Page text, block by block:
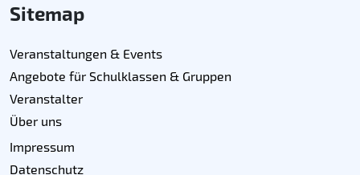
Sitemap
Veranstaltungen & Events
Angebote für Schulklassen & Gruppen
Veranstalter
Über uns
Impressum
Datenschutz